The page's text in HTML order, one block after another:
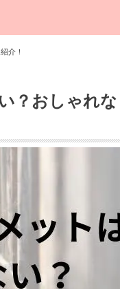
介！
？おしゃれな